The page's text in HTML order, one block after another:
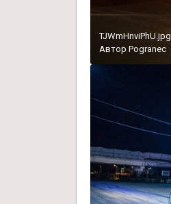
TJWmHnviPhU.jpg
Автор Pogranec